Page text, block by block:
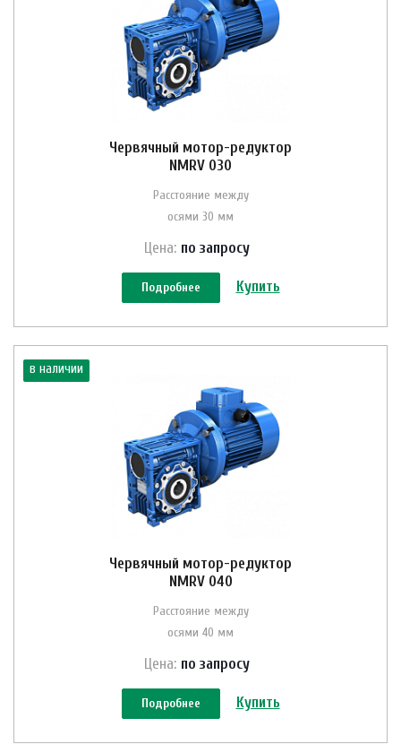
Червячный мотор-редуктор
NMRV 030
Расстояние между
осями 30 мм
Цена: по запросу
Подробнее Купить
в наличии
Червячный мотор-редуктор
NMRV 040
Расстояние между
осями 40 мм
Цена: по запросу
Подробнее Купить